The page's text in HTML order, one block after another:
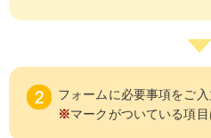
フォームに必要事項をご入
※マークがついている項目